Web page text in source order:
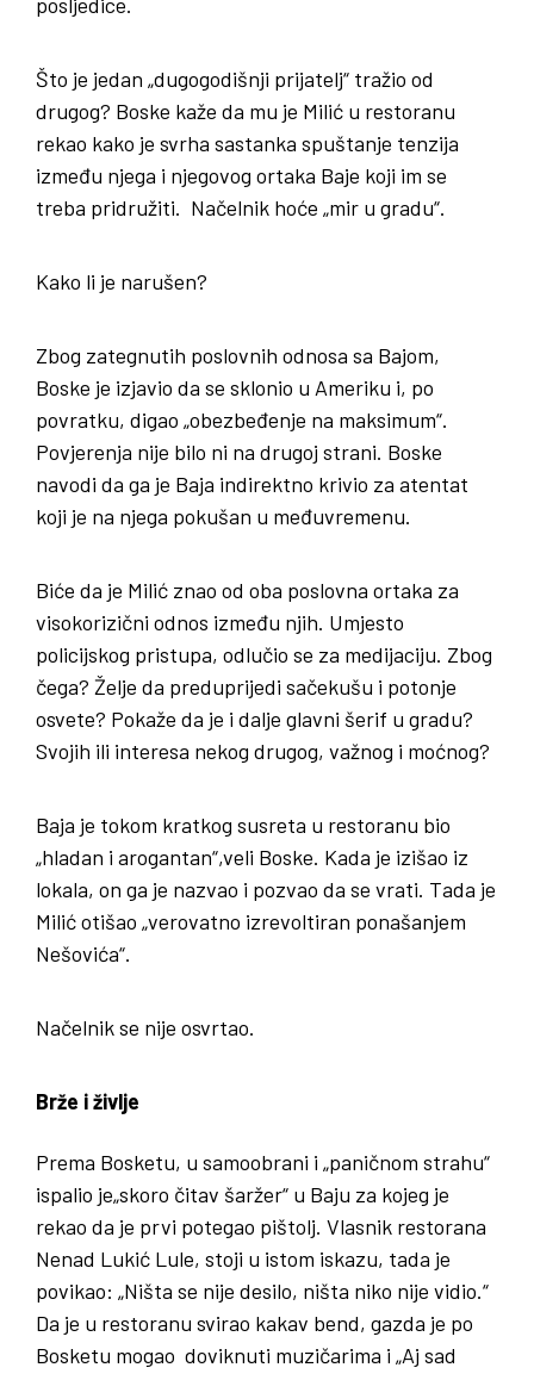
Što je jedan „dugogodišnji prijatelj“ tražio od
drugog? Boske kaže da mu je Milić u restoranu
rekao kako je svrha sastanka spuštanje tenzija
između njega i njegovog ortaka Baje koji im se
treba pridružiti. Načelnik hoće „mir u gradu“.
Kako li je narušen?
Zbog zategnutih poslovnih odnosa sa Bajom,
Boske je izjavio da se sklonio u Ameriku i, po
povratku, digao „obezbeđenje na maksimum“.
Povjerenja nije bilo ni na drugoj strani. Boske
navodi da ga je Baja indirektno krivio za atentat
koji je na njega pokušan u međuvremenu.
Biće da je Milić znao od oba poslovna ortaka za
visokorizični odnos između njih. Umjesto
policijskog pristupa, odlučio se za medijaciju. Zbog
čega? Želje da preduprijedi sačekušu i potonje
osvete? Pokaže da je i dalje glavni šerif u gradu?
Svojih ili interesa nekog drugog, važnog i moćnog?
Baja je tokom kratkog susreta u restoranu bio
„hladan i arogantan“,veli Boske. Kada je izišao iz
lokala, on ga je nazvao i pozvao da se vrati. Tada je
Milić otišao „verovatno izrevoltiran ponašanjem
Nešovića“.
Načelnik se nije osvrtao.
Brže i življe
Prema Bosketu, u samoobrani i „paničnom strahu“
ispalio je„skoro čitav šaržer“ u Baju za kojeg je
rekao da je prvi potegao pištolj. Vlasnik restorana
Nenad Lukić Lule, stoji u istom iskazu, tada je
povikao: „Ništa se nije desilo, ništa niko nije vidio.“
Da je u restoranu svirao kakav bend, gazda je po
Bosketu mogao doviknuti muzičarima i „Aj sad